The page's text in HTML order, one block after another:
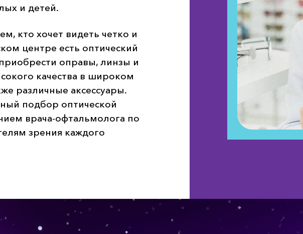
и детей.
кто хочет видеть четко и
центре есть оптический
оправы, линзы и
качества в широком
различные аксессуары.
подбор оптической
врача-офтальмолога по
зрения каждого